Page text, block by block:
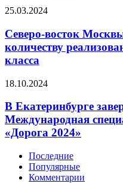
стройматериалам
совета
при
России
Северо-
Москвы
сравнялся
с
ЦАО
количеству
жилья
премиум-
класса
25.03.2024
Северо-восток
количеству
класса
В
завершилась
XI
Международная
специализированная
«Дорога
2024»
18.10.2024
В Екатеринбурге
Международная
«Дорога 2024»
Последние
Популярные
Комментарии